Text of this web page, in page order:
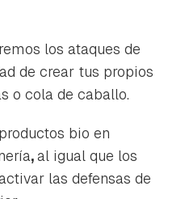
los ataques de
de crear tus propios
o cola de caballo.
bio en
,al igual que los
las defensas de